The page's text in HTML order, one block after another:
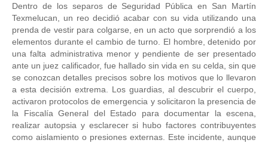
Dentro de los separos de Seguridad Pública en San Martín
Texmelucan, un reo decidió acabar con su vida utilizando una
prenda de vestir para colgarse, en un acto que sorprendió a los
elementos durante el cambio de turno. El hombre, detenido por
una falta administrativa menor y pendiente de ser presentado
ante un juez calificador, fue hallado sin vida en su celda, sin que
se conozcan detalles precisos sobre los motivos que lo llevaron
a esta decisión extrema. Los guardias, al descubrir el cuerpo,
activaron protocolos de emergencia y solicitaron la presencia de
la Fiscalía General del Estado para documentar la escena,
realizar autopsia y esclarecer si hubo factores contribuyentes
como aislamiento o presiones externas. Este incidente, aunque